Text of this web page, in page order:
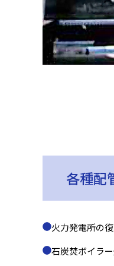
各種配
火力発電所の
石炭焚ボイラ